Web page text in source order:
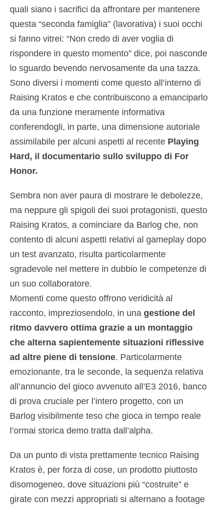
quali siano i sacrifici da affrontare per mantenere
questa “seconda famiglia” (lavorativa) i suoi occhi
si fanno vitrei: “Non credo di aver voglia di
rispondere in questo momento” dice, poi nasconde
lo sguardo bevendo nervosamente da una tazza.
Sono diversi i momenti come questo all’interno di
Raising Kratos e che contribuiscono a emanciparlo
da una funzione meramente informativa
conferendogli, in parte, una dimensione autoriale
assimilabile per alcuni aspetti al recente Playing
Hard, il documentario sullo sviluppo di For
Honor.
Sembra non aver paura di mostrare le debolezze,
ma neppure gli spigoli dei suoi protagonisti, questo
Raising Kratos, a cominciare da Barlog che, non
contento di alcuni aspetti relativi al gameplay dopo
un test avanzato, risulta particolarmente
sgradevole nel mettere in dubbio le competenze di
un suo collaboratore.
Momenti come questo offrono veridicità al
racconto, impreziosendolo, in una gestione del
ritmo davvero ottima grazie a un montaggio
che alterna sapientemente situazioni riflessive
ad altre piene di tensione. Particolarmente
emozionante, tra le seconde, la sequenza relativa
all’annuncio del gioco avvenuto all’E3 2016, banco
di prova cruciale per l’intero progetto, con un
Barlog visibilmente teso che gioca in tempo reale
l’ormai storica demo tratta dall’alpha.
Da un punto di vista prettamente tecnico Raising
Kratos è, per forza di cose, un prodotto piuttosto
disomogeneo, dove situazioni più “costruite” e
girate con mezzi appropriati si alternano a footage